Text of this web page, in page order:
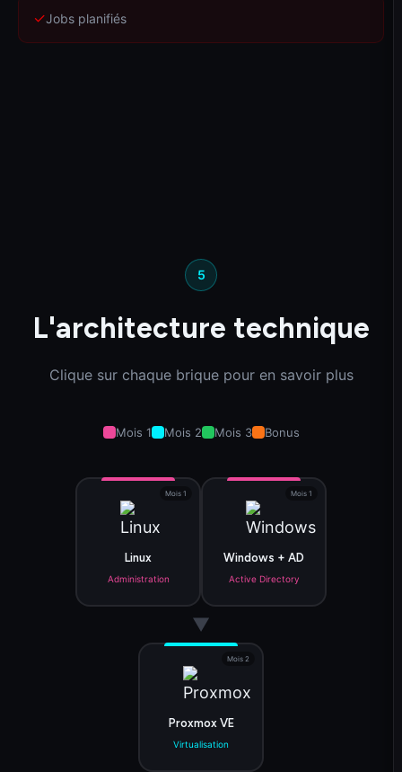
✓Jobs planifiés
5
L'architecture technique
Clique sur chaque brique pour en savoir plus
Mois 1 Mois 2 Mois 3 Bonus
Mois 1
Linux
Administration
Mois 1
Windows + AD
Active Directory
▼
Mois 2
Proxmox VE
Virtualisation